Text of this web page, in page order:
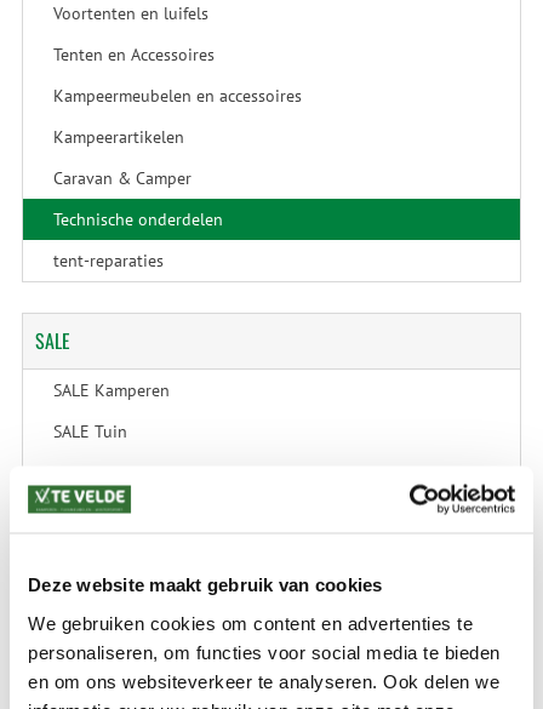
Deze website maakt gebruik van cookies
We gebruiken cookies om content en advertenties te
personaliseren, om functies voor social media te bieden
en om ons websiteverkeer te analyseren. Ook delen we
Voortenten en luifels
Tenten en Accessoires
Kampeermeubelen en accessoires
Kampeerartikelen
Caravan & Camper
Technische onderdelen
tent-reparaties
SALE
SALE Kamperen
SALE Tuin
SALE Outdoor
SALE Schaatsen
VERZENDKOSTEN: € 8,99